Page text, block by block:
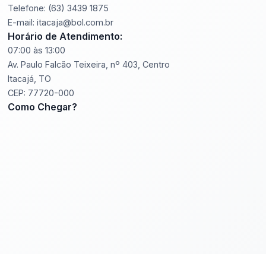
Telefone: (63) 3439 1875
E-mail: itacaja@bol.com.br
Horário de Atendimento:
07:00 às 13:00
Av. Paulo Falcão Teixeira, nº 403, Centro
Itacajá, TO
CEP: 77720-000
Como Chegar?